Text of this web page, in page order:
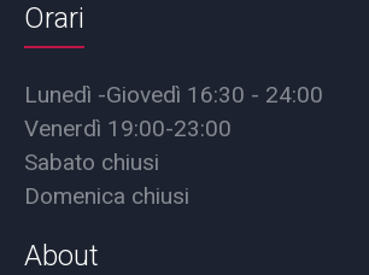
Orari
Lunedì -Giovedì 16:30 - 24:00
Venerdì 19:00-23:00
Sabato chiusi
Domenica chiusi
About